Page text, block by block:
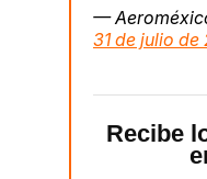
—
31 de julio de
Recibe